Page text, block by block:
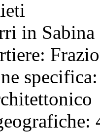
in Sabina
specifica: